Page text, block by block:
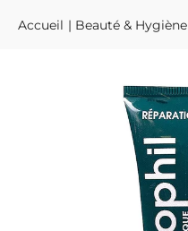
Accueil Beauté & Hygiène